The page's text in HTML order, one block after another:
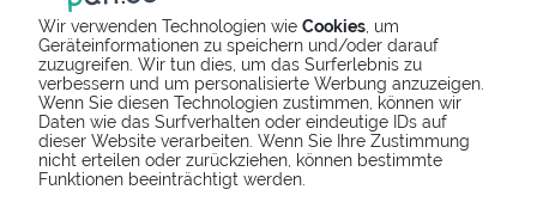
Wir verwenden Technologien wie Cookies , um
Geräteinformationen zu speichern und/oder darauf
zuzugreifen. Wir tun dies, um das Surferlebnis zu
verbessern und um personalisierte Werbung anzuzeigen.
Wenn Sie diesen Technologien zustimmen, können wir
Daten wie das Surfverhalten oder eindeutige IDs auf
dieser Website verarbeiten. Wenn Sie Ihre Zustimmung
nicht erteilen oder zurückziehen, können bestimmte
Funktionen beeinträchtigt werden.
Spenden
Spende Dein Gerät über
handysfuerdieumwelt.de
für einen guten Zweck.